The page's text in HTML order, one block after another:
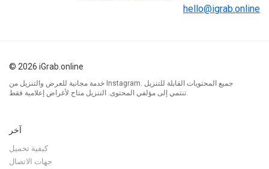
hello@igrab.online
© 2026 iGrab.online
خدمة مجانية للعرض والتنزيل من Instagram. جميع المحتويات القابلة للتنزيل
آخر
كيفية تحميل
جهات الاتصال